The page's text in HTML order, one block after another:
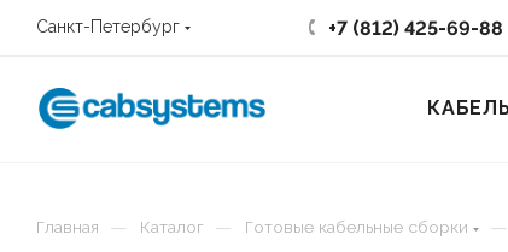
Санкт-Петербург +7 (812) 425-69-88
Главная — Каталог — Готовые кабельные сборки —